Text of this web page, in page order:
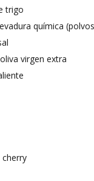
trigo
química
virgen extra